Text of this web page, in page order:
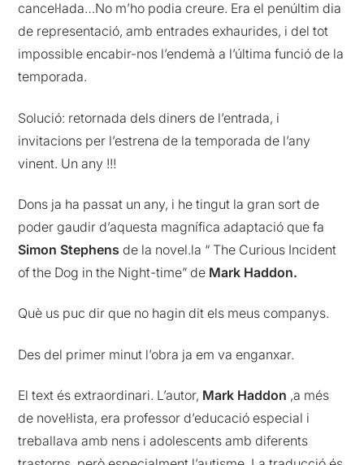
cancel·lada…No m’ho podia creure. Era el penúltim dia
de representació, amb entrades exhaurides, i del tot
impossible encabir-nos l’endemà a l’última funció de la
temporada.
Solució: retornada dels diners de l’entrada, i
invitacions per l’estrena de la temporada de l’any
vinent. Un any !!!
Dons ja ha passat un any, i he tingut la gran sort de
poder gaudir d’aquesta magnífica adaptació que fa
Simon Stephens de la novel.la “ The Curious Incident
of the Dog in the Night-time” de Mark Haddon.
Què us puc dir que no hagin dit els meus companys.
Des del primer minut l’obra ja em va enganxar.
El text és extraordinari. L’autor, Mark Haddon ,a més
de novel·lista, era professor d’educació especial i
treballava amb nens i adolescents amb diferents